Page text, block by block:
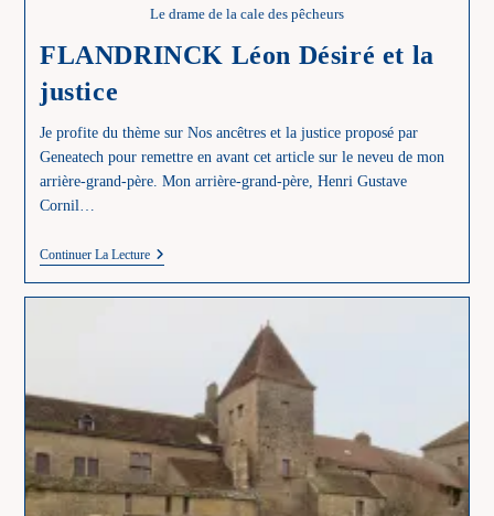
Le drame de la cale des pêcheurs
FLANDRINCK Léon Désiré et la
justice
Je profite du thème sur Nos ancêtres et la justice proposé par
Geneatech pour remettre en avant cet article sur le neveu de mon
arrière-grand-père. Mon arrière-grand-père, Henri Gustave
Cornil…
Continuer La LectureFLANDRINCK